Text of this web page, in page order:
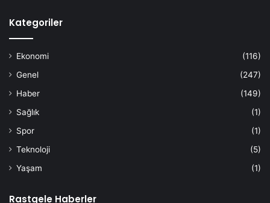
Kategoriler
Ekonomi
(116)
Genel
(247)
Haber
(149)
Sağlık
(1)
Spor
(1)
Teknoloji
(5)
Yaşam
(1)
Rastgele Haberler